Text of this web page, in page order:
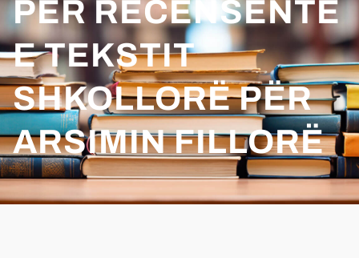
PËR RECENSENTË
E TEKSTIT
SHKOLLORË PËR
ARSIMIN FILLORË